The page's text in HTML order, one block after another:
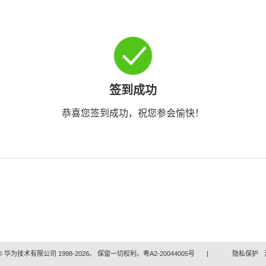
签到成功
恭喜您签到成功，祝您参会愉快！
华为技术有限公司 1998-2026。 保留一切权利。粤A2-20044005号 | 隐私保护